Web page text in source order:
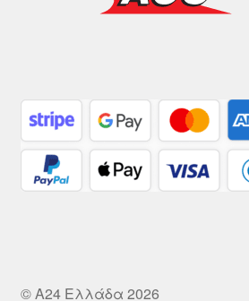
© A24 Ελλάδα 2026